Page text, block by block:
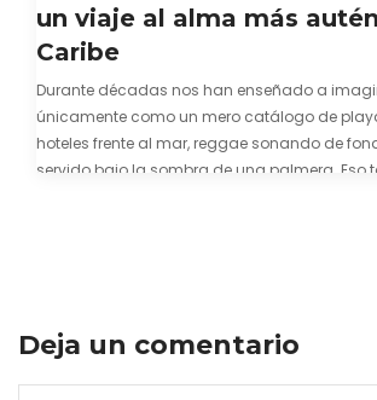
un viaje al alma más
Caribe
Durante décadas nos han enseñado a
únicamente como un mero catálogo de
hoteles frente al mar, reggae sonando de
servido bajo la sombra de una palmera. Eso
Deja un comentario